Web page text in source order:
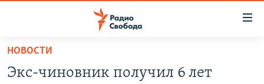
упрощенного
доступа
НОВОСТИ
Экс-чиновник получил 6 лет